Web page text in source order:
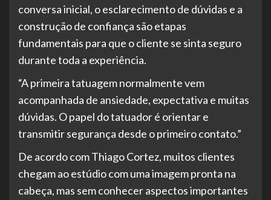
conversa inicial, o esclarecimento de dúvidas e a
construção de confiança são etapas
fundamentais para que o cliente se sinta seguro
durante toda a experiência.
“A primeira tatuagem normalmente vem
acompanhada de ansiedade, expectativa e muitas
dúvidas. O papel do tatuador é orientar e
transmitir segurança desde o primeiro contato.”
De acordo com Thiago Cortez, muitos clientes
chegam ao estúdio com uma imagem pronta na
cabeça, mas sem conhecer aspectos importantes